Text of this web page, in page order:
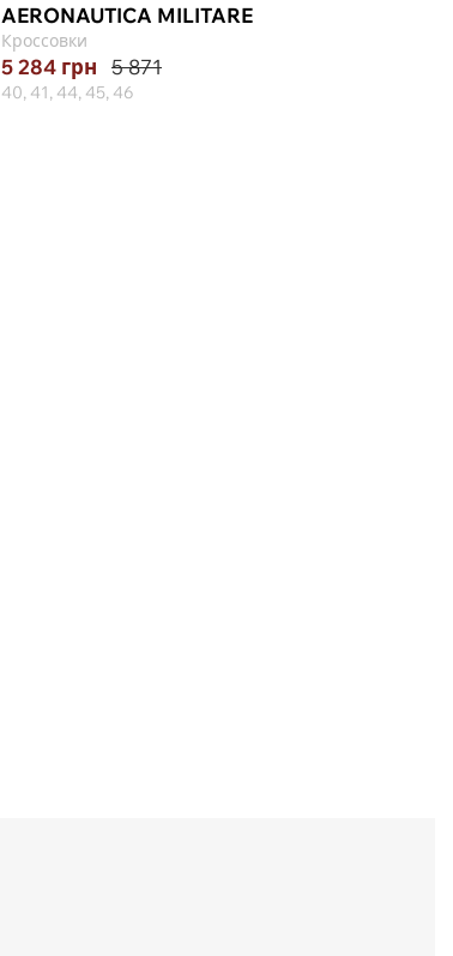
AERONAUTICA MILITARE
Кроссовки
5 284 грн 5 871
40, 41, 44, 45, 46